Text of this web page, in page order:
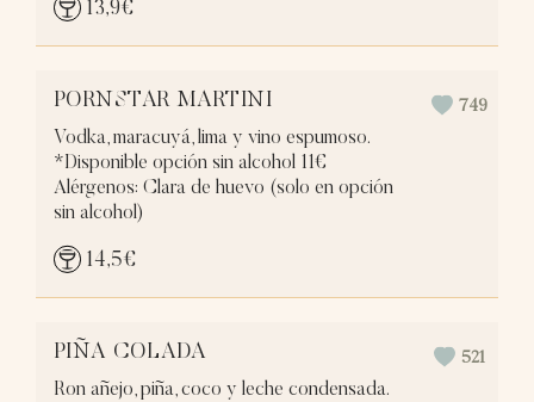
13,9€
PORNSTAR MARTINI
Vodka, maracuyá, lima y vino espumoso.
*Disponible opción sin alcohol 11€
Alérgenos: Clara de huevo (solo en opción
sin alcohol)
749
14,5€
PIÑA COLADA
Ron añejo, piña, coco y leche condensada.
521